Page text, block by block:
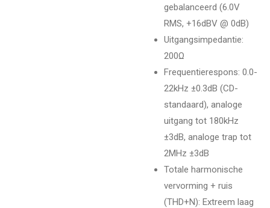
gebalanceerd (6.0V
RMS, +16dBV @ 0dB)
Uitgangsimpedantie:
200Ω
Frequentierespons: 0.0-
22kHz ±0.3dB (CD-
standaard), analoge
uitgang tot 180kHz
±3dB, analoge trap tot
2MHz ±3dB
Totale harmonische
vervorming + ruis
(THD+N): Extreem laag